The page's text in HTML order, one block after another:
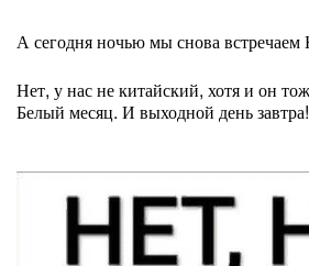
А сегодня ночью мы снова
Нет, у нас не китайский, хотя и он
Белый месяц. И выходной день